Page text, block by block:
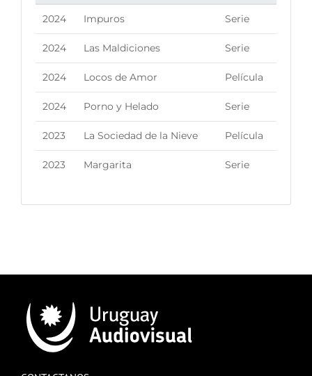
2024 Impuros Serie
2024 Las Maldiciones Serie
2024 Locos de Amor Película
2024 Porno y Helado Serie
2023 La Sociedad de la Nieve Película
2023 Margarita Serie